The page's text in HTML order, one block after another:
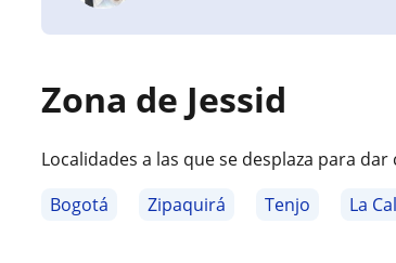
Zona de Jessid
Localidades a las que se desplaza para dar
Bogotá
Zipaquirá Tenjo La